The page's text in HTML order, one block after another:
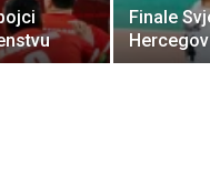
Finale